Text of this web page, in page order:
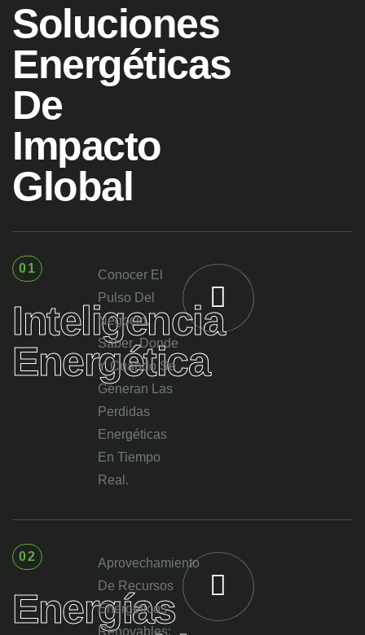
Soluciones
Energéticas
De
Impacto
Global
01
Inteligencia
Energética
Conocer El
Pulso Del
Negocio,
Saber Donde
Y Cuando Se
Generan Las
Perdidas
Energéticas
En Tiempo
Real.
02
Energías
Aprovechamiento
De Recursos
Energéticos
Renovables: